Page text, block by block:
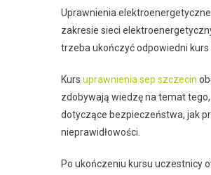
Uprawnienia
zakresie sieci
trzeba ukończyć odpowiedni kurs
Kurs uprawnienia sep szczecin
zdobywają wiedzę na temat
dotyczące bezpieczeństwa, jak
nieprawidłowości.
Po ukończeniu kursu uczestnicy